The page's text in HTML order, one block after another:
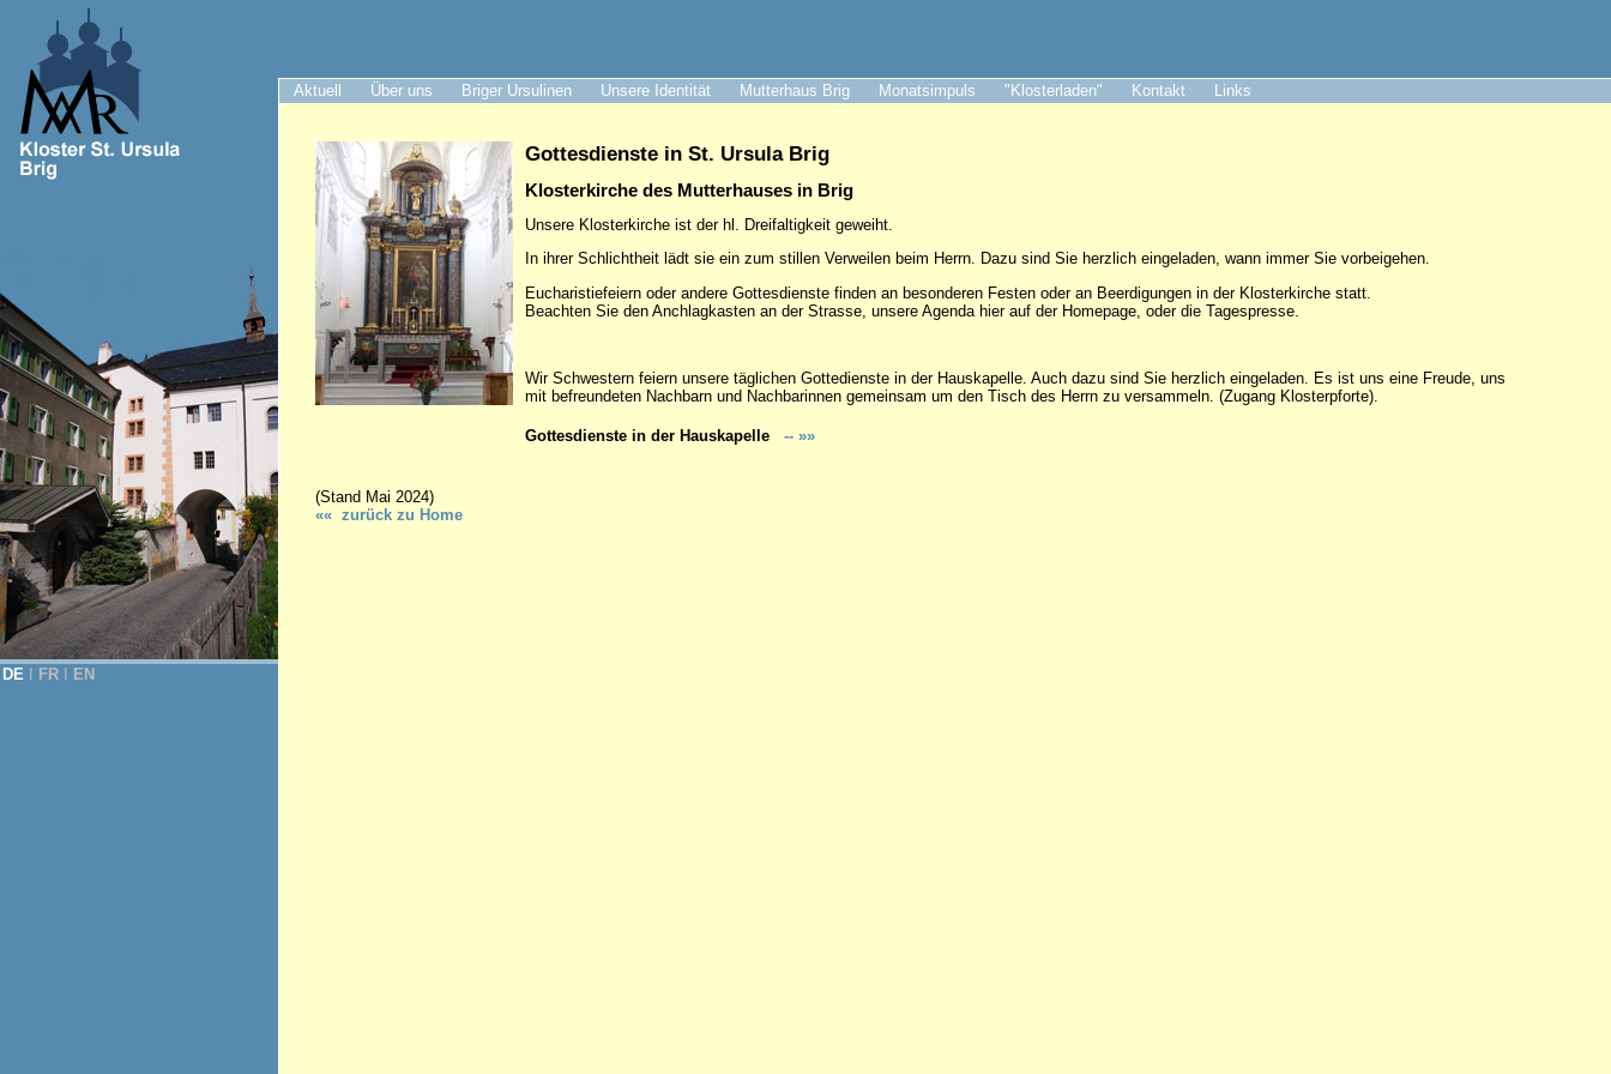
Aktuell Über uns Briger Ursulinen Unsere Identität Mutterhaus Brig Monatsimpuls "Klosterladen" Kontakt Links
DE FR EN
Gottesdienste in St. Ursula Brig
Klosterkirche des Mutterhauses in Brig
Unsere Klosterkirche ist der hl. Dreifaltigkeit geweiht.
In ihrer Schlichtheit lädt sie ein zum stillen Verweilen beim Herrn. Dazu sind Sie herzlich eingeladen, wann immer Sie vorbeigehen.
Eucharistiefeiern oder andere Gottesdienste finden an besonderen Festen oder an Beerdigungen in der Klosterkirche statt.
Beachten Sie den Anchlagkasten an der Strasse, unsere Agenda hier auf der Homepage, oder die Tagespresse.
Wir Schwestern feiern unsere täglichen Gottedienste in der Hauskapelle. Auch dazu sind Sie herzlich eingeladen. Es ist uns eine Freude, uns
mit befreundeten Nachbarn und Nachbarinnen gemeinsam um den Tisch des Herrn zu versammeln. (Zugang Klosterpforte).
Gottesdienste in der Hauskapelle -- »»
(Stand Mai 2024)
«« zurück zu Home